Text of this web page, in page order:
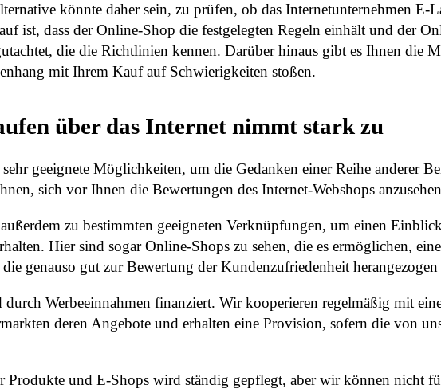
könnte daher sein, zu prüfen, ob das Internetunternehmen E-
ist, dass der Online-Shop die festgelegten Regeln einhält und der
die die Richtlinien kennen. Darüber hinaus gibt es Ihnen die
mit Ihrem Kauf auf Schwierigkeiten stoßen.
über das Internet nimmt stark zu
geeignete Möglichkeiten, um die Gedanken einer Reihe anderer
sich vor Ihnen die Bewertungen des Internet-Webshops
zu bestimmten geeigneten Verknüpfungen, um einen
Hier sind sogar Online-Shops zu sehen, die es ermöglichen,
genauso gut zur Bewertung der Kundenzufriedenheit
durch Werbeeinnahmen finanziert. Wir kooperieren regelmäßig mit
deren Angebote und erhalten eine Provision, sofern die von
Produkte und E-Shops wird ständig gepflegt, aber wir können nicht